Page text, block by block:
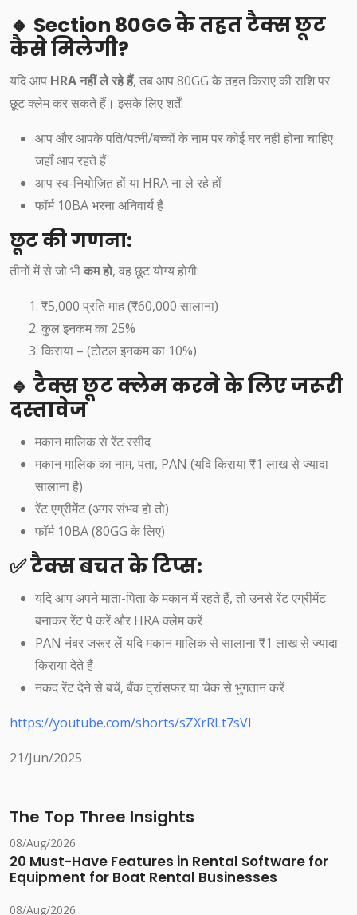
🔸 Section 80GG के तहत टैक्स छूट
कैसे मिलेगी?
यदि आप HRA नहीं ले रहे हैं, तब आप 80GG के तहत किराए की राशि पर
छूट क्लेम कर सकते हैं। इसके लिए शर्तें:
आप और आपके पति/पत्नी/बच्चों के नाम पर कोई घर नहीं होना चाहिए
जहाँ आप रहते हैं
आप स्व-नियोजित हों या HRA ना ले रहे हों
फॉर्म 10BA भरना अनिवार्य है
छूट की गणना:
तीनों में से जो भीकम हो, वह छूट योग्य होगी:
₹5,000 प्रति माह (₹60,000 सालाना)
कुल इनकम का 25%
किराया – (टोटल इनकम का 10%)
🔹 टैक्स छूट क्लेम करने के लिए जरूरी
दस्तावेज
मकान मालिक से रेंट रसीद
मकान मालिक का नाम, पता, PAN (यदि किराया ₹1 लाख से ज्यादा
सालाना है)
रेंट एग्रीमेंट (अगर संभव हो तो)
फॉर्म 10BA (80GG के लिए)
✅ टैक्स बचत के टिप्स:
यदि आप अपने माता-पिता के मकान में रहते हैं, तो उनसे रेंट एग्रीमेंट
बनाकर रेंट पे करें और HRA क्लेम करें
PAN नंबर जरूर लें यदि मकान मालिक से सालाना ₹1 लाख से ज्यादा
किराया देते हैं
नकद रेंट देने से बचें, बैंक ट्रांसफर या चेक से भुगतान करें
https://youtube.com/shorts/sZXrRLt7sVI
21/Jun/2025
The Top Three Insights
08/Aug/2026
20 Must-Have Features in Rental Software for
Equipment for Boat Rental Businesses
08/Aug/2026